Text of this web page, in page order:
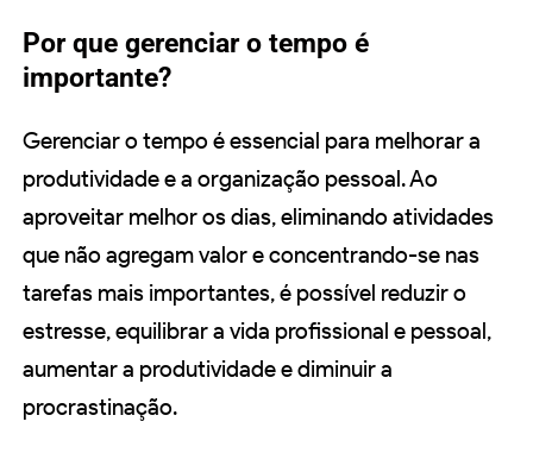
Por que gerenciar o tempo é
importante?
Gerenciar o tempo é essencial para melhorar a
produtividade e a organização pessoal. Ao
aproveitar melhor os dias, eliminando atividades
que não agregam valor e concentrando-se nas
tarefas mais importantes, é possível reduzir o
estresse, equilibrar a vida profissional e pessoal,
aumentar a produtividade e diminuir a
procrastinação.